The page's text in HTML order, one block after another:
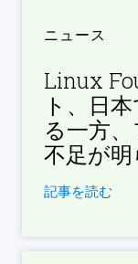
ニュース
Linux
ト、日
る一方
不足が
記事を読む